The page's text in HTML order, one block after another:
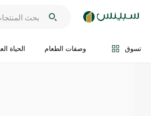
تسوق وصفات الطعام الحياة
اضف الى السلة